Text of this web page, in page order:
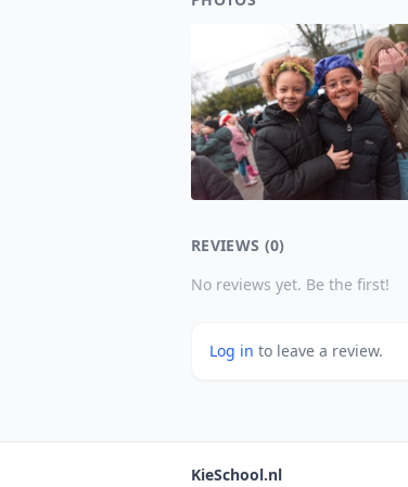
REVIEWS (0)
No reviews yet. Be the first!
Log in to leave a review.
KieSchool.nl